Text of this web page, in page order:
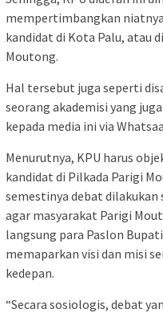
mempertimbangkan
kandidat di Kota Palu, atau
Moutong.
Hal tersebut juga seperti
seorang akademisi yang
kepada media ini via
Menurutnya, KPU harus
kandidat di Pilkada Parigi
semestinya debat dilakukan
agar masyarakat Parigi
langsung para Paslon
memaparkan visi dan misi
kedepan.
“Secara sosiologis, debat